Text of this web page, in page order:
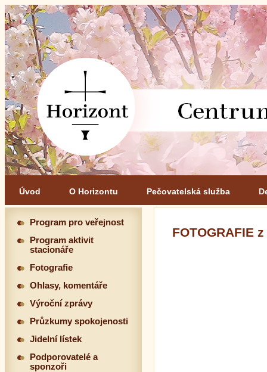
Úvod O Horizontu Pečovatelská služba
FOTOGRAFIE
Program pro veřejnost
Program aktivit
stacionáře
Fotografie
Ohlasy, komentáře
Výroční zprávy
Průzkumy spokojenosti
Jidelní lístek
Podporovatelé a
sponzoři